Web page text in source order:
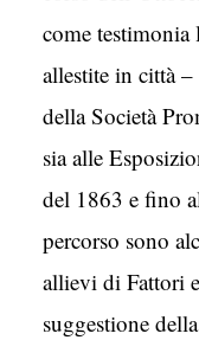
come testimonia
allestite in città
della Società
sia alle
del 1863 e fino
percorso sono
allievi di Fattori
suggestione